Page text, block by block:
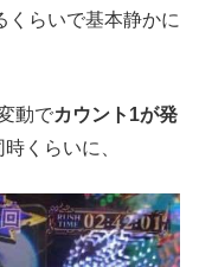
くらいで基本静かに
動でカウント1が発
くらいに、